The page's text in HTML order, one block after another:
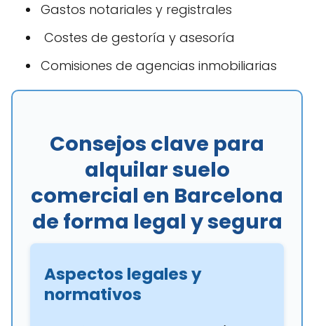
Gastos notariales y registrales
‍ Costes de gestoría y asesoría
Comisiones de agencias inmobiliarias
Consejos clave para
alquilar suelo
comercial en Barcelona
de forma legal y segura
Aspectos legales y
normativos